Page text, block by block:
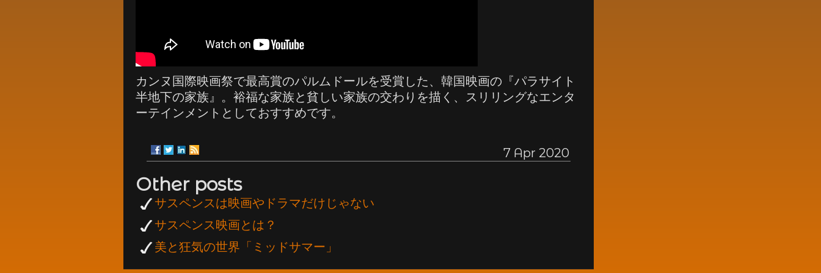
カンヌ国際映画祭で最高賞のパルムドールを受賞した、韓国映画の『パラサイト
半地下の家族』。裕福な家族と貧しい家族の交わりを描く、スリリングなエンタ
ーテインメントとしておすすめです。
7 Apr 2020
Other posts
サスペンスは映画やドラマだけじゃない
サスペンス映画とは？
美と狂気の世界「ミッドサマー」